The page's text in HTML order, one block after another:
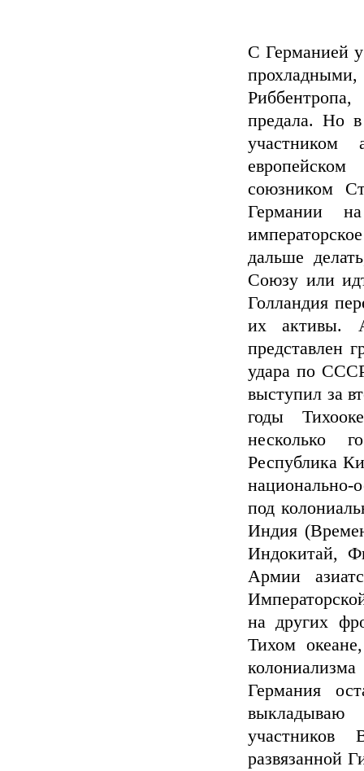
С Германией
прохладными,
предала. Но
участником
союзником
Германии
дальше
Союзу или
Голландия
их активы.
представлен
удара по
выступил за
годы
несколько
Республика
национально-
под
Индия
Индокитай,
Армии
на других
Тихом
Германия
развязанной